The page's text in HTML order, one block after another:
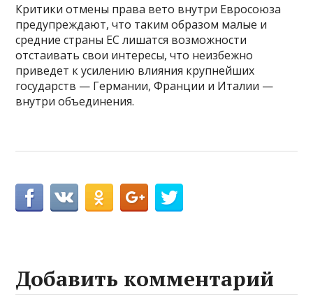
Критики отмены права вето внутри Евросоюза
предупреждают, что таким образом малые и
средние страны ЕС лишатся возможности
отстаивать свои интересы, что неизбежно
приведет к усилению влияния крупнейших
государств — Германии, Франции и Италии —
внутри объединения.
Добавить комментарий